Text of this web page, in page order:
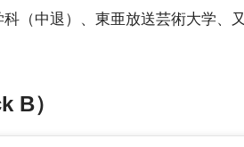
（中退）、東亜放送芸術大学、
B）